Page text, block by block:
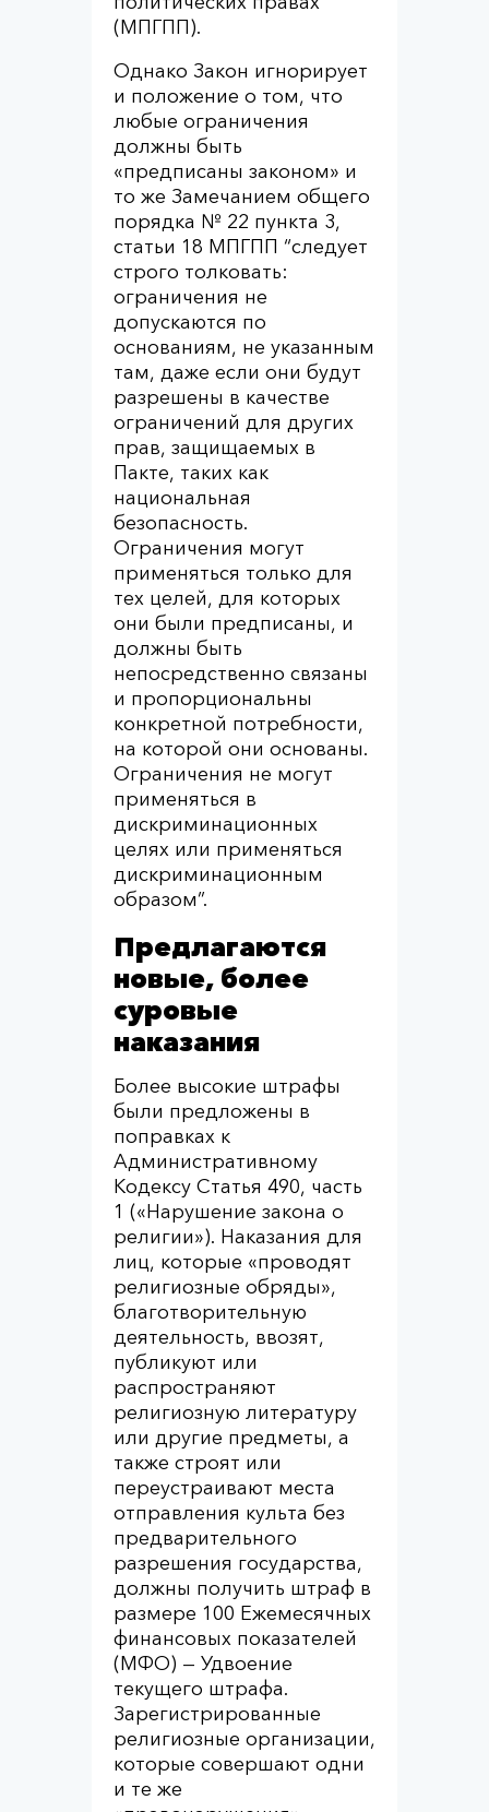
(МПГПП).
Однако Закон игнорирует
и положение о том, что
любые ограничения
должны быть
«предписаны законом» и
то же Замечанием общего
порядка № 22 пункта 3,
статьи 18 МПГПП “следует
строго толковать:
ограничения не
допускаются по
основаниям, не указанным
там, даже если они будут
разрешены в качестве
ограничений для других
прав, защищаемых в
Пакте, таких как
национальная
безопасность.
Ограничения могут
применяться только для
тех целей, для которых
они были предписаны, и
должны быть
непосредственно связаны
и пропорциональны
конкретной потребности,
на которой они основаны.
Ограничения не могут
применяться в
дискриминационных
целях или применяться
дискриминационным
образом”.
Предлагаются
новые, более
суровые
наказания
Более высокие штрафы
были предложены в
поправках к
Административному
Кодексу Статья 490, часть
1 («Нарушение закона о
религии»). Наказания для
лиц, которые «проводят
религиозные обряды»,
благотворительную
деятельность, ввозят,
публикуют или
распространяют
религиозную литературу
или другие предметы, а
также строят или
переустраивают места
отправления культа без
предварительного
разрешения государства,
должны получить штраф в
размере 100 Ежемесячных
финансовых показателей
(МФО) — Удвоение
текущего штрафа.
Зарегистрированные
религиозные организации,
которые совершают одни
и те же